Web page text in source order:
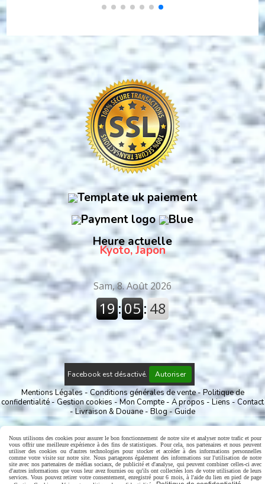
Heure actuelle
Kyoto, Japon
Facebook est désactivé. Autoriser
Mentions Légales Conditions générales de vente
Politique de
confidentialité
Gestion cookies Mon Compte A propos Liens
Contact
Livraison & Douane
Blog Guide
Nous utilisons des cookies pour assurer le bon fonctionnement de notre site et analyser notre trafic et pour
vous offrir une meilleure expérience à des fins de statistiques. Pour cela, nos partenaires et nous peuvent
utiliser des cookies ou d'autres technologies pour stocker et accéder à des informations personnelles
comme votre visite sur notre site. Nous partageons également des informations sur l'utilisation de notre
site avec nos partenaires de médias sociaux, de publicité et d'analyse, qui peuvent combiner celles-ci avec
d'autres informations que vous leur avez fournies ou qu'ils ont collectées lors de votre utilisation de leurs
services. Vous pouvez retirer votre consentement, enregistré pour 6 mois, à l'aide du lien en pied de page